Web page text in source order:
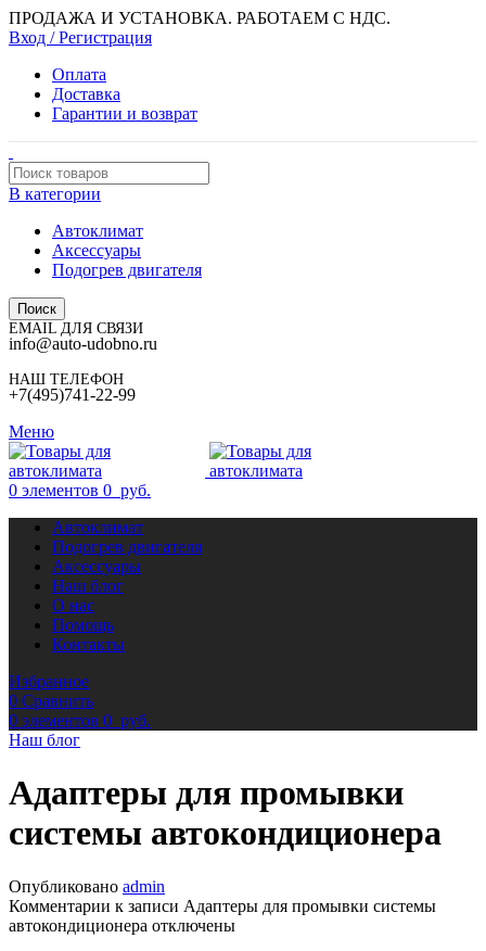
ПРОДАЖА И УСТАНОВКА. РАБОТАЕМ С НДС.
Вход / Регистрация
Оплата
Доставка
Гарантии и возврат
В категории
Автоклимат
Аксессуары
Подогрев двигателя
Поиск
EMAIL ДЛЯ СВЯЗИ
info@auto-udobno.ru
НАШ ТЕЛЕФОН
+7(495)741-22-99
Меню
0 элементов 0 руб.
Автоклимат
Подогрев двигателя
Аксессуары
Наш блог
О нас
Помощь
Контакты
Избранное
0 Сравнить
0 элементов 0 руб.
Наш блог
Адаптеры для промывки
системы автокондиционера
Опубликовано admin
Комментарии к записи Адаптеры для промывки системы
автокондиционера отключены